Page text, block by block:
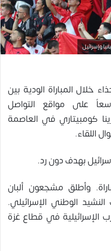
وإسرائيل
خلال المباراة الودية بين
على مواقع التواصل
كومبيتاري في العاصمة
اللقاء.
بهدف دون رد.
وأطلق مشجعون ألبان
الوطني الإسرائيلي.
الإسرائيلية في قطاع غزة